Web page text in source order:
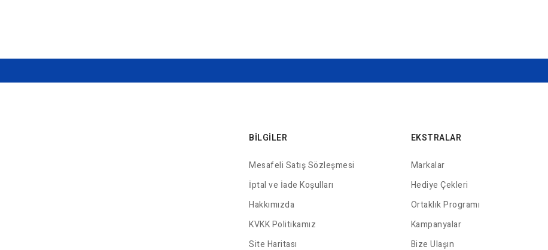
BILGILER
Mesafeli Satış Sözleşmesi
İptal ve İade Koşulları
Hakkımızda
KVKK Politikamız
Site Haritası
EKSTRALAR
Markalar
Hediye Çekleri
Ortaklık Programı
Kampanyalar
Bize Ulaşın